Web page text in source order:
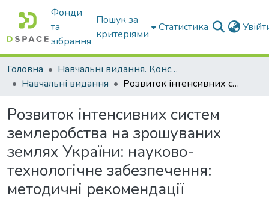
Фонди
та
зібрання
Пошук за
критеріями
Статистика
Головна
Навчальні видання. Конспекти лекцій
Навчальні видання
Розвиток інтенсивних систем землеробства на зрошуваних землях України: науково-технологічне забезпечення: методичні рекомендації
Розвиток інтенсивних систем
землеробства на зрошуваних
землях України: науково-
технологічне забезпечення:
методичні рекомендації